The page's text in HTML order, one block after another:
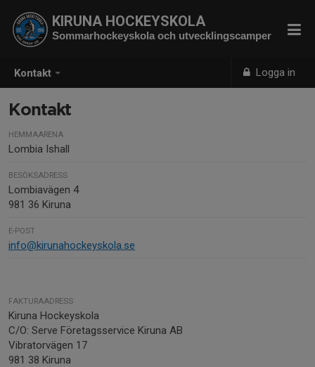
Kontakt Logga in
KIRUNA HOCKEYSKOLA
Sommarhockeyskola och utvecklingscamper
Kontakt
HEMMAARENA
Lombia Ishall
BESÖKSADRESS
Lombiavägen 4
981 36 Kiruna
E-POST
info@kirunahockeyskola.se
FAKTURAADRESS
Kiruna Hockeyskola
C/O: Serve Företagsservice Kiruna AB
Vibratorvägen 17
981 38 Kiruna